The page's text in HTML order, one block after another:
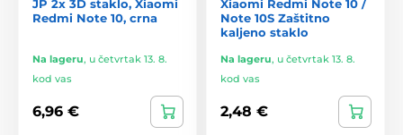
JP 2x 3D staklo, Xiaomi
Redmi Note 10, crna
Na lageru, u četvrtak 13. 8.
kod vas
6,96 €
Xiaomi Redmi Note 10 /
Note 10S Zaštitno
kaljeno staklo
Na lageru, u četvrtak 13. 8.
kod vas
2,48 €